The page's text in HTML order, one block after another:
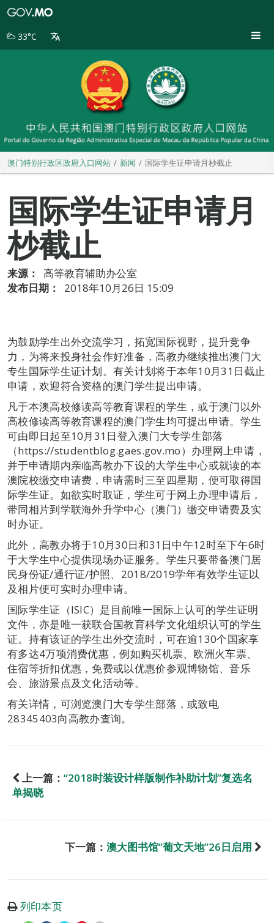
别
33°C
澳门特别行政区政府入口网站 新闻 国际学生证申请月杪截止
国际学生证申请月
杪截止
来源：
高等教育辅助办公室
发布日期：
2018年10月26日 15:09
为鼓励学生出外交流学习，拓宽国际视野，提升竞争
力，为将来投身社会作好准备，高教办继续推出澳门大
专生国际学生证计划。有关计划将于本年10月31日截止
申请，欢迎符合资格的澳门学生提出申请。
凡于本澳高校修读高等教育课程的学生，或于澳门以外
高校修读高等教育课程的澳门学生均可提出申请。学生
可由即日起至10月31日登入澳门大专学生部落
（https://studentblog.gaes.gov.mo）办理网上申请，
并于申请期内亲临高教办下设的大学生中心或就读的本
澳院校缴交申请费，申请需时三至四星期，便可取得国
际学生证。如欲实时取证，学生可于网上办理申请后，
带同相片到学联海外升学中心（澳门）缴交申请费及实
时办证。
此外，高教办将于10月30日和31日中午12时至下午6时
于大学生中心提供现场办证服务。学生只要带备澳门居
民身份证/通行证/护照、2018/2019学年有效学生证以
及相片便可实时办理申请。
国际学生证（ISIC）是目前唯一国际上认可的学生证明
文件，亦是唯一获联合国教育科学文化组织认可的学生
证。持有该证的学生出外交流时，可在逾130个国家享
有多达4万项消费优惠，例如购买机票、欧洲火车票、
住宿等折扣优惠，免费或以优惠价参观博物馆、音乐
会、旅游景点及文化活动等。
有关详情，可浏览澳门大专学生部落，或致电
28345403向高教办查询。
上一篇： “2018时装设计样版制作补助计划”复选名
单揭晓
下一篇： 澳大图书馆“葡文天地”26日启用
列印本页